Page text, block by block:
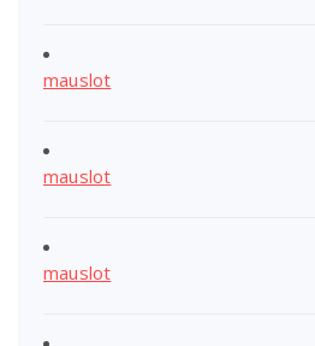
mauslot
mauslot
mauslot